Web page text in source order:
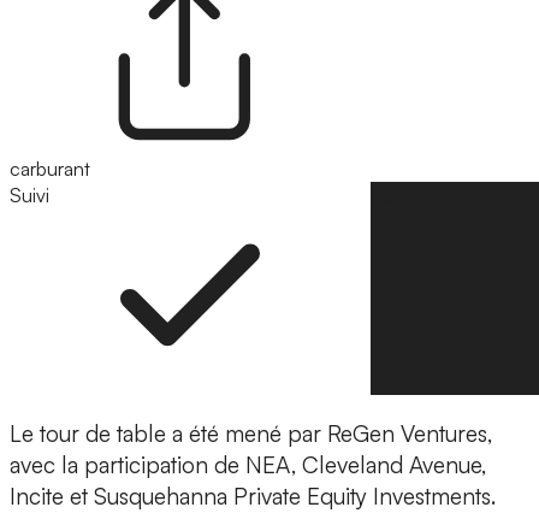
carburant
Suivi
Le tour de table a été mené par ReGen Ventures,
avec la participation de NEA, Cleveland Avenue,
Incite et Susquehanna Private Equity Investments.